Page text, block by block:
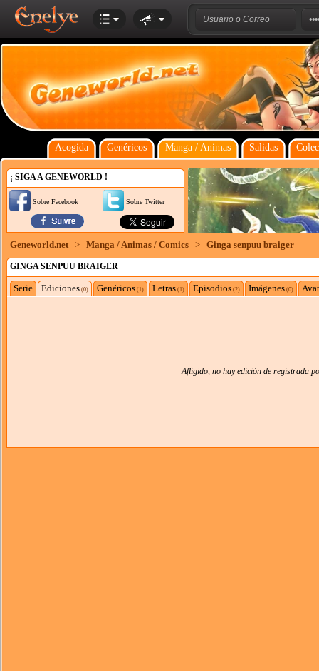
Acogida Genéricos Manga / Animas Salidas
¡ SIGA A GENEWORLD !
Sobre Facebook Sobre Twitter
Geneworld.net > Manga / Animas / Comics > Ginga senpuu braiger
GINGA SENPUU BRAIGER
Serie Ediciones (0) Genéricos (1) Letras (1) Episodios (2) Imágenes (0)
Afligido, no hay edición de registrada